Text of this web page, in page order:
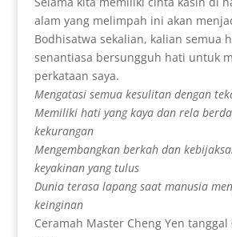
alam yang melimpah ini akan
Bodhisatwa sekalian, kalian semua
senantiasa bersungguh hati untuk
perkataan saya.
Mengatasi semua kesulitan dengan
Memiliki hati yang kaya dan rela
kekurangan
Mengembangkan berkah dan
keyakinan yang tulus
Dunia terasa lapang saat manusia
keinginan
Ceramah Master Cheng Yen